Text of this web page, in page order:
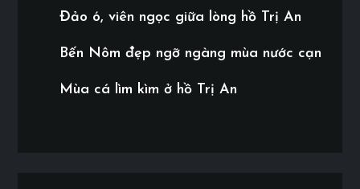
Đảo ó, viên ngọc giữa lòng hồ Trị An
Bến Nôm đẹp ngỡ ngàng mùa nước cạn
Mùa cá lìm kìm ở hồ Trị An